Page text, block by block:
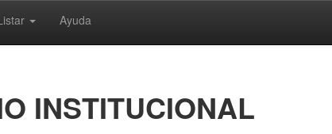
Ayuda
INSTITUCIONAL